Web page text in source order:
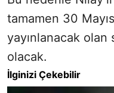
tamamen 30
yayınlanacak
olacak.